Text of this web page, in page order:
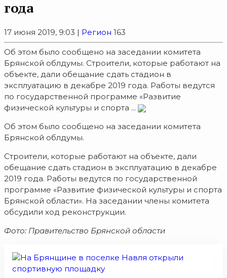
года
17 июня 2019, 9:03 | Регион 163
Об этом было сообщено на заседании комитета
Брянской облдумы. Строители, которые работают на
объекте, дали обещание сдать стадион в
эксплуатацию в декабре 2019 года. Работы ведутся
по государственной программе «Развитие
физической культуры и спорта ...
Об этом было сообщено на заседании комитета
Брянской облдумы.
Строители, которые работают на объекте, дали
обещание сдать стадион в эксплуатацию в декабре
2019 года. Работы ведутся по государственной
программе «Развитие физической культуры и спорта
Брянской области». На заседании члены комитета
обсудили ход реконструкции.
Фото: Правительство Брянской области